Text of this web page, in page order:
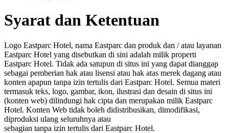
Syarat dan Ketentuan
Logo Eastparc Hotel, nama Eastparc dan produk dan / atau layanan
Eastparc Hotel yang disebutkan di sini adalah milik properti
Eastparc Hotel. Tidak ada satupun di situs ini yang dapat dianggap
sebagai pemberian hak atau lisensi atau hak atas merek dagang atau
konten apapun tanpa izin tertulis dari Eastparc Hotel. Semua materi
termasuk teks, logo, gambar, ikon, ilustrasi dan desain di situs ini
(konten web) dilindungi hak cipta dan merupakan milik Eastparc
Hotel. Konten Web tidak boleh didistribusikan, dimodifikasi,
diproduksi ulang seluruhnya atau
sebagian tanpa izin tertulis dari Eastparc Hotel.